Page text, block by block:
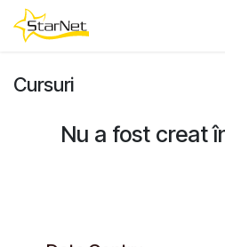
Sari la conținut
Cursuri
Nu a fost creat